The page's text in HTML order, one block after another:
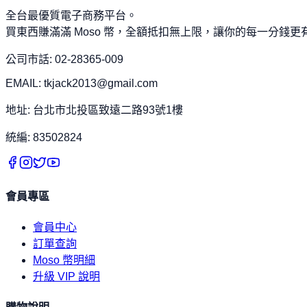
全台最優質電子商務平台。
買東西賺滿滿 Moso 幣，全額抵扣無上限，讓你的每一分錢更
公司市話: 02-28365-009
EMAIL: tkjack2013@gmail.com
地址: 台北市北投區致遠二路93號1樓
統編: 83502824
會員專區
會員中心
訂單查詢
Moso 幣明細
升級 VIP 說明